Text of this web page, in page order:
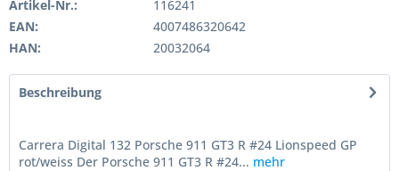
Artikel-Nr.:
116241
EAN:
4007486320642
HAN:
20032064
Beschreibung
Carrera Digital 132 Porsche 911 GT3 R #24 Lionspeed GP
rot/weiss Der Porsche 911 GT3 R #24... mehr